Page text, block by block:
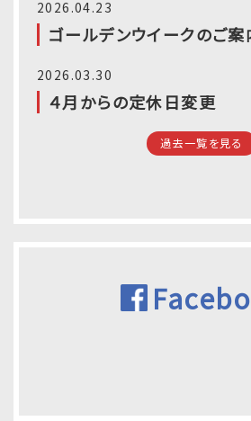
2026.04.23
ゴールデンウイークのご案
2026.03.30
４月からの定休日変更
過去一覧を見る